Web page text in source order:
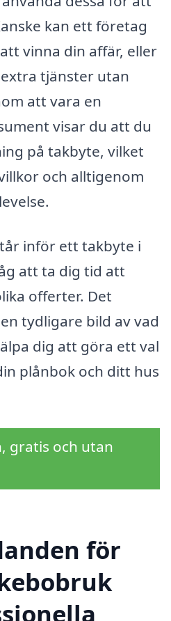
kan ett företag
vinna din affär, eller
tjänster utan
att vara en
visar du att du
på takbyte, vilket
och alltigenom
inför ett takbyte i
att ta dig tid att
offerter. Det
tydligare bild av vad
dig att göra ett val
plånbok och ditt hus
gratis och utan
för